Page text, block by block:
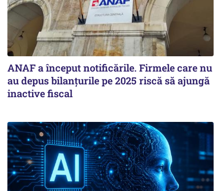
ANAF a început notificările. Firmele care nu
au depus bilanțurile pe 2025 riscă să ajungă
inactive fiscal